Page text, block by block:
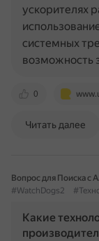
0
ускорителях
системных
возможность
Читать далее
Вопрос для Поиска с
#WatchDogs2
Какие